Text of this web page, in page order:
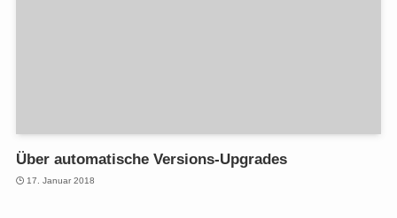
Über automatische Versions-Upgrades
17. Januar 2018